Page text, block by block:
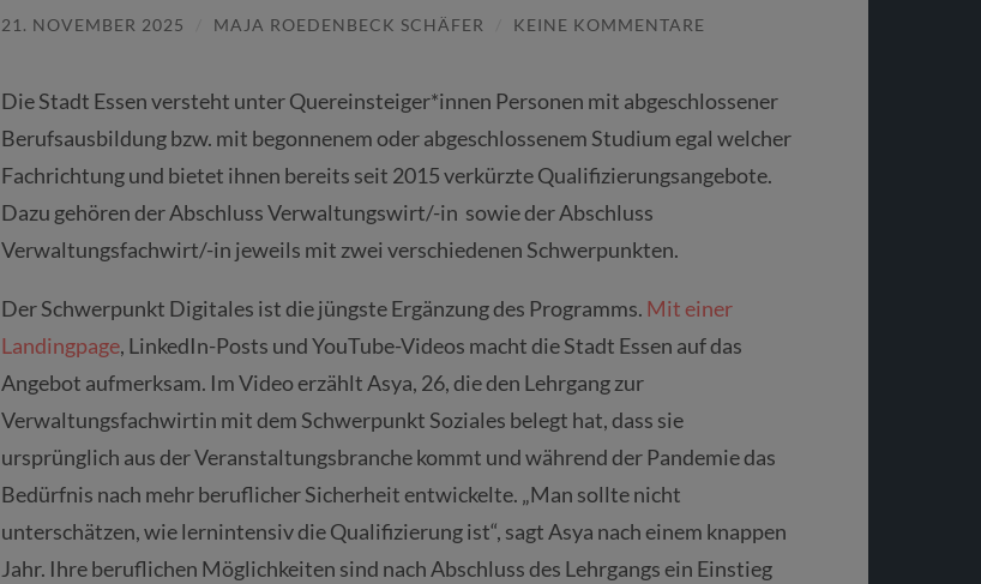
21. NOVEMBER 2025 MAJA ROEDENBECK SCHÄFER KEINE KOMMENTARE
Die Stadt Essen versteht unter Quereinsteiger*innen Personen mit abgeschlossener
Berufsausbildung bzw. mit begonnenem oder abgeschlossenem Studium egal welcher
Fachrichtung und bietet ihnen bereits seit 2015 verkürzte Qualifizierungsangebote.
Dazu gehören der Abschluss Verwaltungswirt/-in sowie der Abschluss
Verwaltungsfachwirt/-in jeweils mit zwei verschiedenen Schwerpunkten.
Der Schwerpunkt Digitales ist die jüngste Ergänzung des Programms. Mit einer
Landingpage, LinkedIn-Posts und YouTube-Videos macht die Stadt Essen auf das
Angebot aufmerksam. Im Video erzählt Asya, 26, die den Lehrgang zur
Verwaltungsfachwirtin mit dem Schwerpunkt Soziales belegt hat, dass sie
ursprünglich aus der Veranstaltungsbranche kommt und während der Pandemie das
Bedürfnis nach mehr beruflicher Sicherheit entwickelte. „Man sollte nicht
unterschätzen, wie lernintensiv die Qualifizierung ist“, sagt Asya nach einem knappen
Jahr. Ihre beruflichen Möglichkeiten sind nach Abschluss des Lehrgangs ein Einstieg